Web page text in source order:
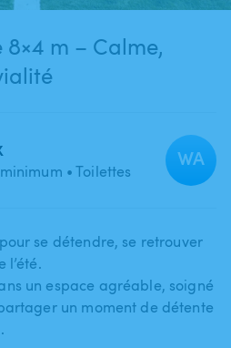
m – Calme,
• Toilettes
WA
se détendre​,​ se retrouver
l’été.
un espace agréable​,​ soigné
un moment de détente